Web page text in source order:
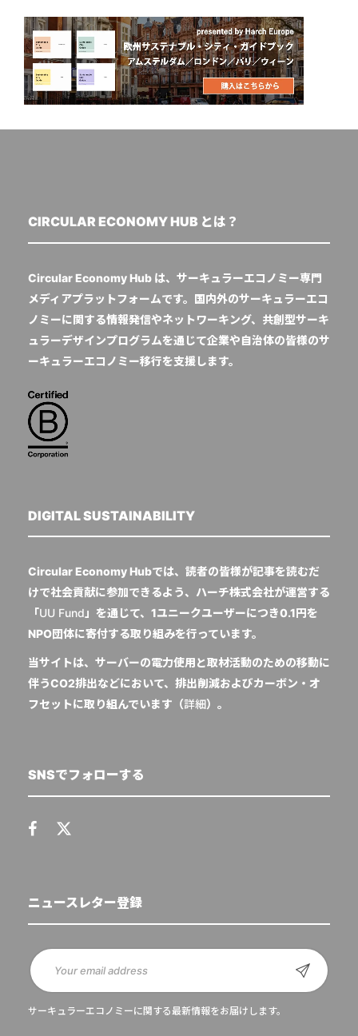
CIRCULAR ECONOMY HUB とは？
Circular Economy Hub は、サーキュラーエコノミー専門
メディアプラットフォームです。国内外のサーキュラーエコ
ノミーに関する情報発信やネットワーキング、共創型サーキ
ュラーデザインプログラムを通じて企業や自治体の皆様のサ
ーキュラーエコノミー移行を支援します。
DIGITAL SUSTAINABILITY
Circular Economy Hubでは、読者の皆様が記事を読むだ
けで社会貢献に参加できるよう、ハーチ株式会社が運営する
「UU Fund 」を通じて、1ユニークユーザーにつき0.1円を
NPO団体に寄付する取り組みを行っています。
当サイトは、サーバーの電力使用と取材活動のための移動に
伴うCO2排出などにおいて、排出削減およびカーボン・オ
フセットに取り組んでいます（詳細）。
SNSでフォローする
ニュースレター登録
サーキュラーエコノミーに関する最新情報をお届けします。